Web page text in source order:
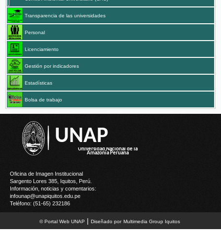
Transparencia de las universidades
Personal
Licenciamiento
Gestión por indicadores
Estadísticas
Bolsa de trabajo
UNAP
Oficina de Imagen Institucional
Sargento Lores 385, Iquitos, Perú.
Información, noticias y comentarios:
infounap@unapiquitos.edu.pe
Teléfono: (51-65) 232186
© Portal Web UNAP | Diseñado por Multimedia Group Iquitos